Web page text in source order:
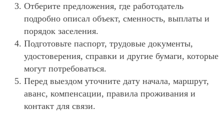
Отберите предложения, где работодатель
подробно описал объект, сменность, выплаты и
порядок заселения.
Подготовьте паспорт, трудовые документы,
удостоверения, справки и другие бумаги, которые
могут потребоваться.
Перед выездом уточните дату начала, маршрут,
аванс, компенсации, правила проживания и
контакт для связи.